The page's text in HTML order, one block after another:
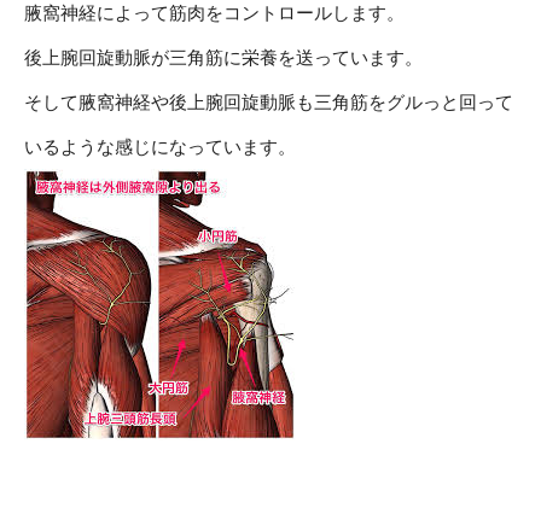
腋窩神経によって筋肉をコントロールします。
後上腕回旋動脈が三角筋に栄養を送っています。
そして腋窩神経や後上腕回旋動脈も三角筋をグルっと回って
いるような感じになっています。